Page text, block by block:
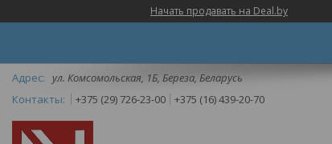
Начать продавать на Deal.by
ул. Комсомольская, 1Б, Береза, Беларусь
+375 (29) 726-23-00
+375 (16) 439-20-70